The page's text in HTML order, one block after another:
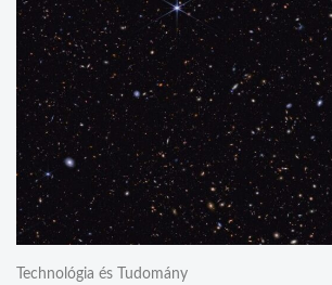
Technológia és Tudomány